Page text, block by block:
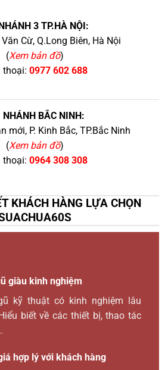
3 TP.HÀ NỘI:
Cừ, Q.Long Biên, Hà Nội
(Xem bản đồ)
thoại: 0977 602 688
NHÁNH BẮC NINH:
mới, P. Kinh Bắc, TP.Bắc Ninh
(Xem bản đồ)
thoại: 0964 308 308
KHÁCH HÀNG LỰA CHỌN
giàu kinh nghiệm
kỹ thuật có kinh nghiệm lâu
biết về các thiết bị, thao tác
hợp lý với khách hàng